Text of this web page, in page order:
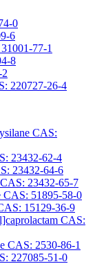
0
6
77-1
8
220727-26-4
CAS:
23432-62-4
23432-64-6
23432-65-7
51895-58-0
15129-36-9
CAS:
CAS: 2530-86-1
227085-51-0